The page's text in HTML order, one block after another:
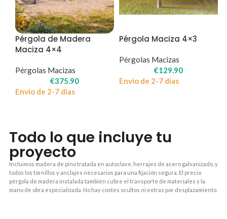
Pérgola de Madera
Maciza 4×4
Pérgolas Macizas
€375.90
Envio de 2-7 dias
Pérgola Maciza 4×3
Pérgolas Macizas
€129.90
Envio de 2-7 dias
Todo lo que incluye tu
proyecto
Incluimos madera de pino tratada en autoclave, herrajes de acero galvanizado, y
todos los tornillos y anclajes necesarios para una fijación segura. El precio
pérgola de madera instalada también cubre el transporte de materiales y la
mano de obra especializada. No hay costes ocultos ni extras por desplazamiento.